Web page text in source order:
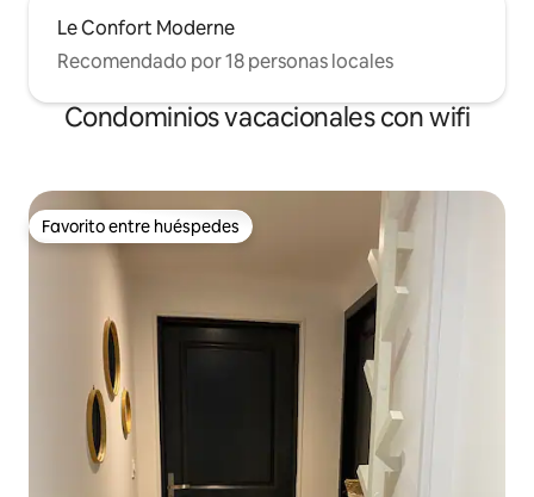
Le Confort Moderne
Recomendado por 18 personas locales
Condominios vacacionales con wifi
Favorito entre huéspedes
Favorito entre huéspedes